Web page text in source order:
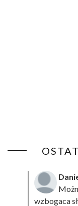
wzbogaca